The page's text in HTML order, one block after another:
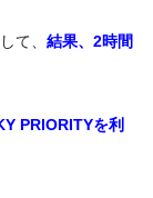
て、 結果、2時間
PRIORITYを利